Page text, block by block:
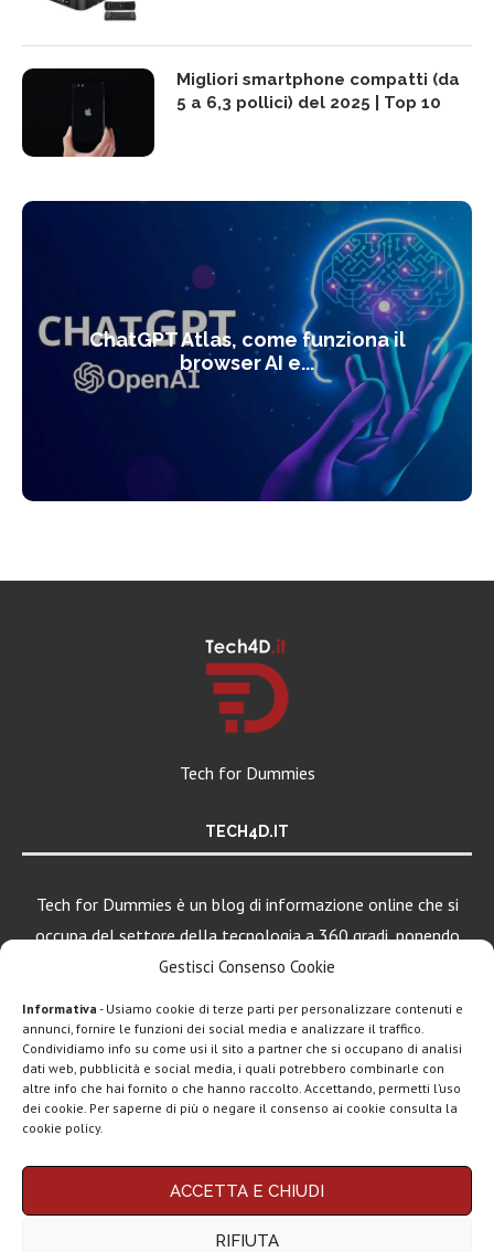
Gestisci Consenso Cookie
Informativa - Usiamo cookie di terze parti per personalizzare contenuti e
annunci, fornire le funzioni dei social media e analizzare il traffico.
Condividiamo info su come usi il sito a partner che si occupano di analisi
dati web, pubblicità e social media, i quali potrebbero combinarle con
altre info che hai fornito o che hanno raccolto. Accettando, permetti l’uso
dei cookie. Per saperne di più o negare il consenso ai cookie consulta la
cookie policy.
ACCETTA E CHIUDI
RIFIUTA
Migliori smartphone compatti (da
5 a 6,3 pollici) del 2025 | Top 10
ChatGPT Atlas, come funziona il
browser AI e...
Tech for Dummies
TECH4D.IT
Tech for Dummies è un blog di informazione online che si
occupa del settore della tecnologia a 360 gradi, ponendo
una particolare attenzione al mondo Android, Apple e
Chi siamo Contatti Disclaimer Privacy policy
Questo blog non rappresenta una testata giornalistica in quanto viene aggiornato
LEGGI ANCHE
Motorola rinnova
per intenditori...